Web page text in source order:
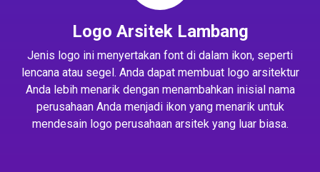
Logo Arsitek Lambang
Jenis logo ini menyertakan font di dalam ikon, seperti
lencana atau segel. Anda dapat membuat logo arsitektur
Anda lebih menarik dengan menambahkan inisial nama
perusahaan Anda menjadi ikon yang menarik untuk
mendesain logo perusahaan arsitek yang luar biasa.